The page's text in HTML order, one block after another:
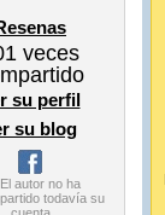
veces
su perfil
su blog